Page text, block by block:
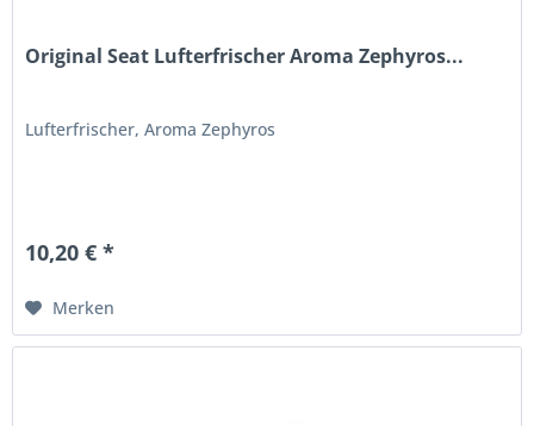
Original Seat Lufterfrischer Aroma Zephyros...
Lufterfrischer, Aroma Zephyros
10,20 € *
Merken